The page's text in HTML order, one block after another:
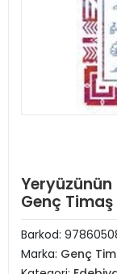
Genç Timaş
Barkod:
Marka: Genç